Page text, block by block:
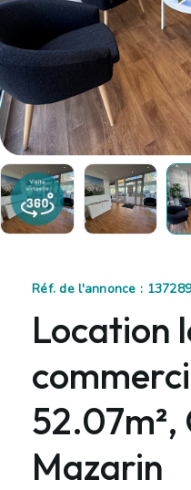
Réf. de l'annonce :
Location
52.07m²,
Mazarin